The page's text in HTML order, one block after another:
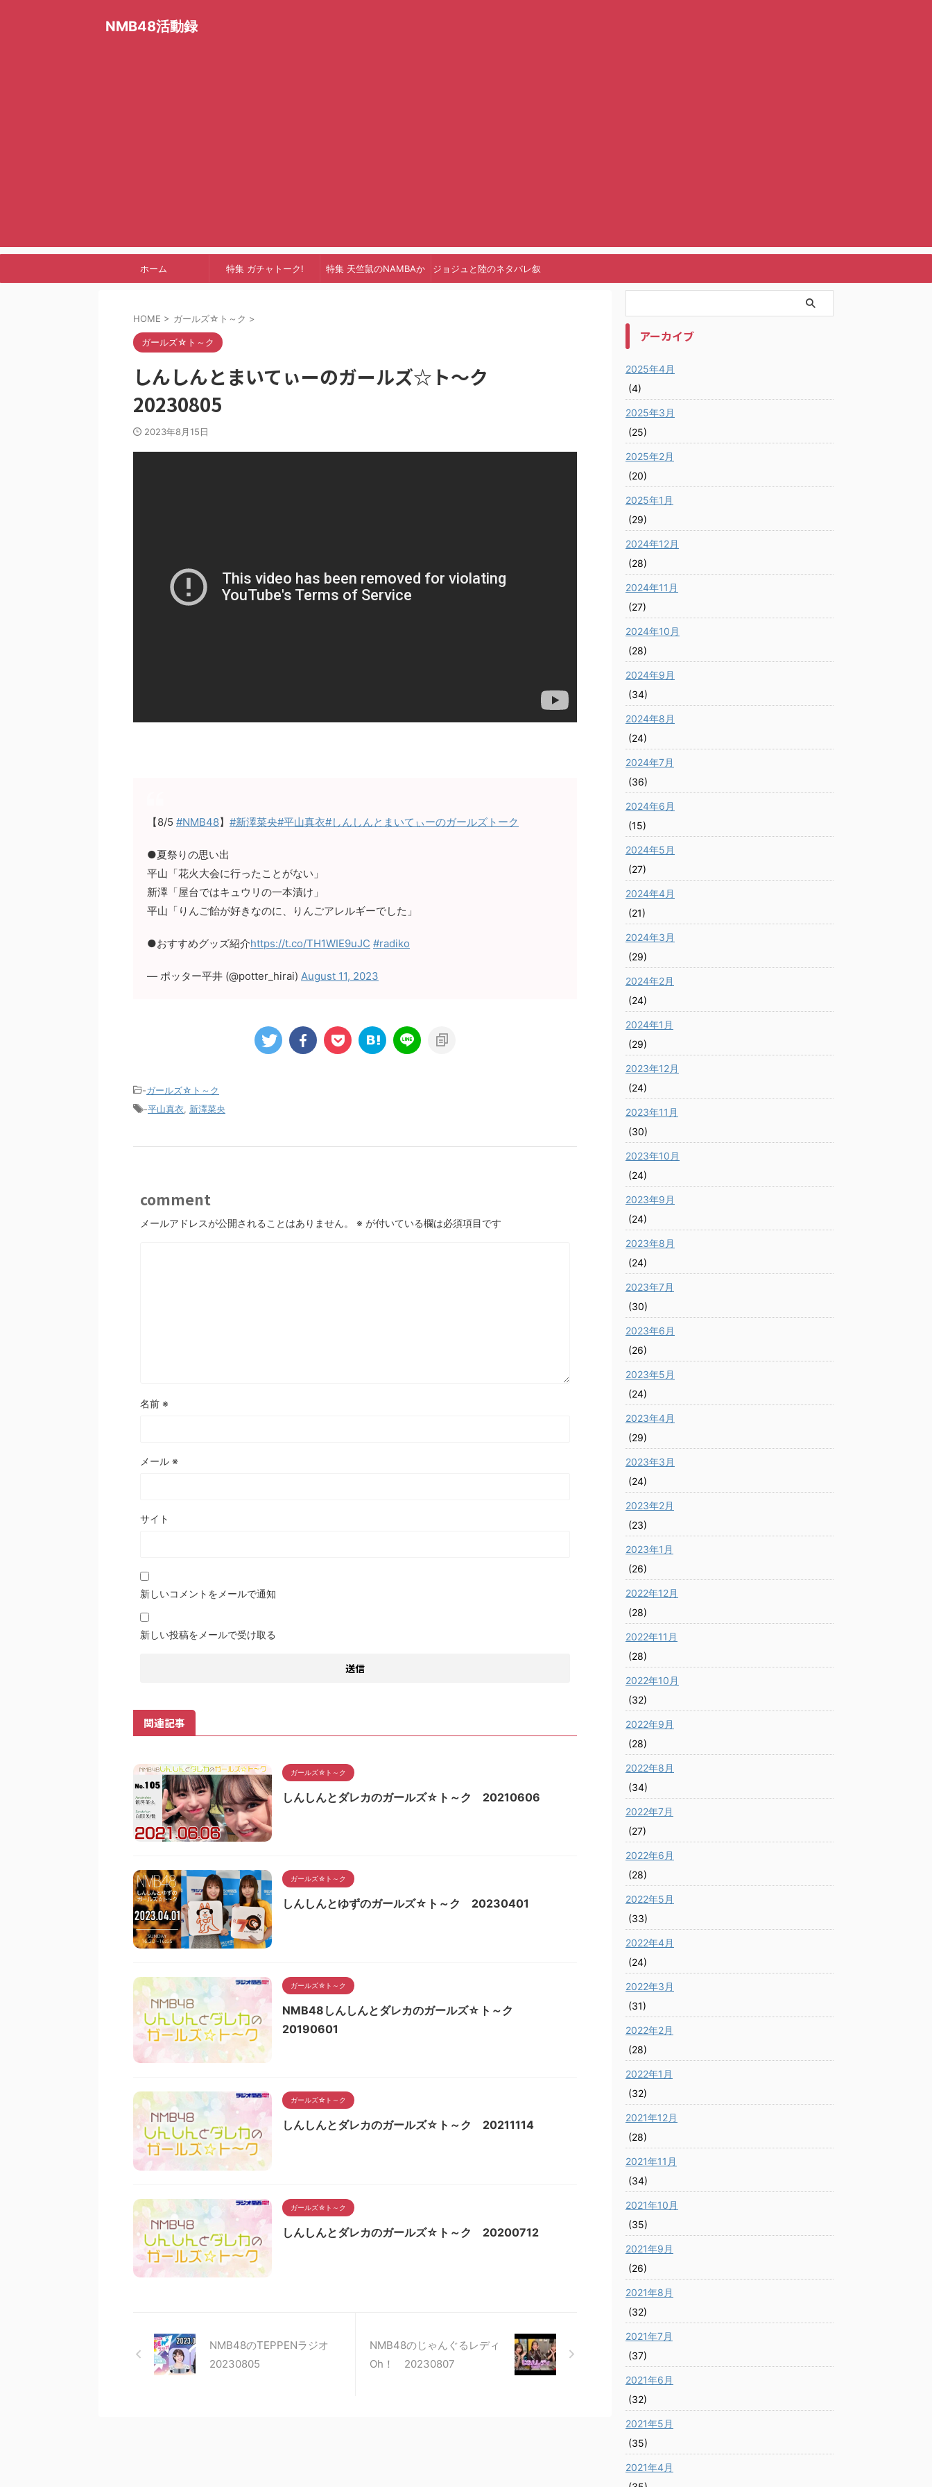
NMB48活動録
ホーム 特集 ガチャトーク! 特集 天竺鼠のNAMBAか ジョジュと陸のネタバレ叙
HOME > ガールズ☆ト～ク >
ガールズ☆ト～ク
しんしんとまいてぃーのガールズ☆ト～ク
20230805
2023年8月15日
【8/5 #NMB48】 #新澤菜央#平山真衣#しんしんとまいてぃーのガールズトーク
●夏祭りの思い出
平山「花火大会に行ったことがない」
新澤「屋台ではキュウリの一本漬け」
平山「りんご飴が好きなのに、りんごアレルギーでした」
●おすすめグッズ紹介https://t.co/TH1WIE9uJC #radiko
— ポッター平井 (@potter_hirai) August 11, 2023
-ガールズ☆ト～ク
-平山真衣 新澤菜央
comment
メールアドレスが公開されることはありません。 ※ が付いている欄は必須項目です
名前 ※
メール ※
サイト
新しいコメントをメールで通知
新しい投稿をメールで受け取る
関連記事
ガールズ☆ト～ク
しんしんとダレカのガールズ☆ト～ク 20210606
ガールズ☆ト～ク
しんしんとゆずのガールズ☆ト～ク 20230401
ガールズ☆ト～ク
NMB48しんしんとダレカのガールズ☆ト～ク
20190601
ガールズ☆ト～ク
しんしんとダレカのガールズ☆ト～ク 20211114
ガールズ☆ト～ク
しんしんとダレカのガールズ☆ト～ク 20200712
NMB48のTEPPENラジオ
20230805
NMB48のじゃんぐるレディ
Oh！ 20230807
アーカイブ
2025年4月
(4)
2025年3月
(25)
2025年2月
(20)
2025年1月
(29)
2024年12月
(28)
2024年11月
(27)
2024年10月
(28)
2024年9月
(34)
2024年8月
(24)
2024年7月
(36)
2024年6月
(15)
2024年5月
(27)
2024年4月
(21)
2024年3月
(29)
2024年2月
(24)
2024年1月
(29)
2023年12月
(24)
2023年11月
(30)
2023年10月
(24)
2023年9月
(24)
2023年8月
(24)
2023年7月
(30)
2023年6月
(26)
2023年5月
(24)
2023年4月
(29)
2023年3月
(24)
2023年2月
(23)
2023年1月
(26)
2022年12月
(28)
2022年11月
(28)
2022年10月
(32)
2022年9月
(28)
2022年8月
(34)
2022年7月
(27)
2022年6月
(28)
2022年5月
(33)
2022年4月
(24)
2022年3月
(31)
2022年2月
(28)
2022年1月
(32)
2021年12月
(28)
2021年11月
(34)
2021年10月
(35)
2021年9月
(26)
2021年8月
(32)
2021年7月
(37)
2021年6月
(32)
2021年5月
(35)
2021年4月